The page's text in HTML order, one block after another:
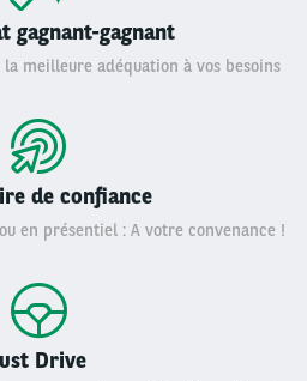
gagnant-gagnant
meilleure adéquation à vos besoins
de confiance
en présentiel : A votre convenance !
Drive